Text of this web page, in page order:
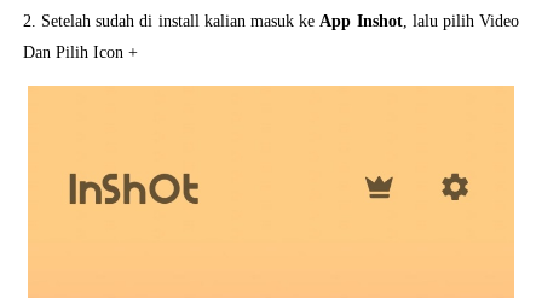
2. Setelah sudah di install kalian masuk keApp Inshot, lalu pilih Video
Dan Pilih Icon +